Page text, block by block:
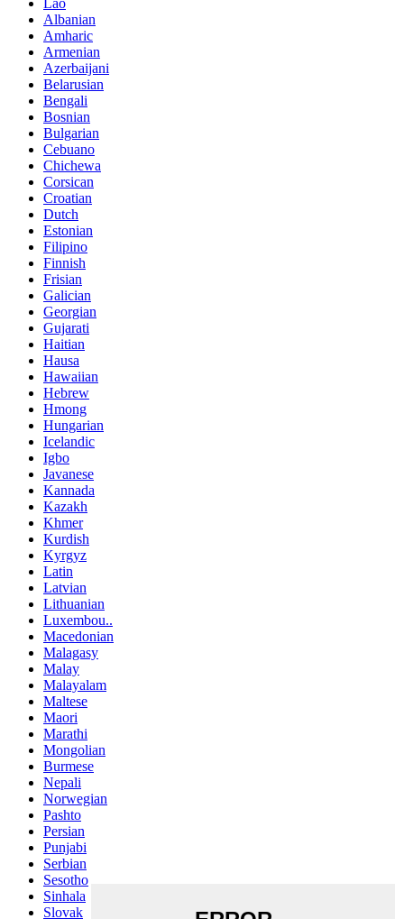
Lao
Albanian
Amharic
Armenian
Azerbaijani
Belarusian
Bengali
Bosnian
Bulgarian
Cebuano
Chichewa
Corsican
Croatian
Dutch
Estonian
Filipino
Finnish
Frisian
Galician
Georgian
Gujarati
Haitian
Hausa
Hawaiian
Hebrew
Hmong
Hungarian
Icelandic
Igbo
Javanese
Kannada
Kazakh
Khmer
Kurdish
Kyrgyz
Latin
Latvian
Lithuanian
Luxembou..
Macedonian
Malagasy
Malay
Malayalam
Maltese
Maori
Marathi
Mongolian
Burmese
Nepali
Norwegian
Pashto
Persian
Punjabi
Serbian
Sesotho
Sinhala
Slovak